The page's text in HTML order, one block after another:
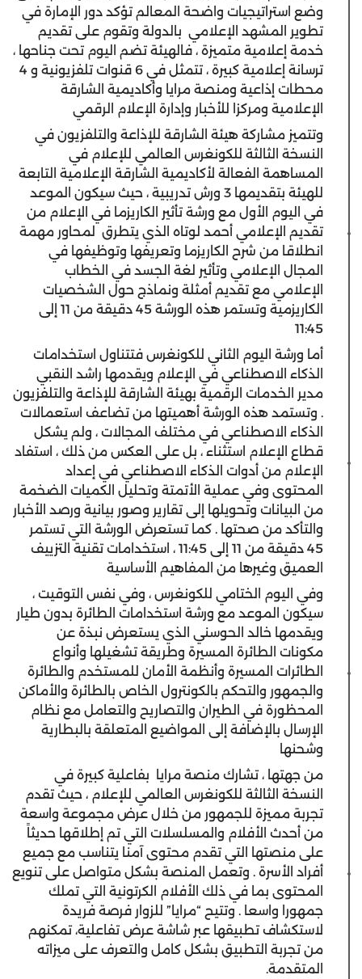
وضع استراتيجيات واضحة المعالم تؤكد دور الإمارة في
تطوير المشهد الإعلامي بالدولة وتقوم على تقديم
خدمة إعلامية متميزة ، فالهيئة تضم اليوم تحت جناحها ،
ترسانة إعلامية كبيرة ، تتمثل في 6 قنوات تلفزيونية و 4
محطات إذاعية ومنصة مرايا وأكاديمية الشارقة
الإعلامية ومركزا للأخبار وإدارة الإعلام الرقمي
وتتميز مشاركة هيئة الشارقة للإذاعة والتلفزيون في
النسخة الثالثة للكونغرس العالمي للإعلام في
المساهمة الفعالة لأكاديمية الشارقة الإعلامية التابعة
للهيئة بتقديمها 3 ورش تدريبية ، حيث سيكون الموعد
في اليوم الأول مع ورشة تأثير الكاريزما في الإعلام من
تقديم الإعلامي أحمد لوتاه الذي يتطرق لمحاور مهمة
انطلاقا من شرح الكاريزما وتعريفها وتوظيفها في
المجال الإعلامي وتأثير لغة الجسد في الخطاب
الإعلامي مع تقديم أمثلة ونماذج حول الشخصيات
الكاريزمية وتستمر هذه الورشة 45 دقيقة من 11 إلى
11:45
أما ورشة اليوم الثاني للكونغرس فتتناول استخدامات
الذكاء الاصطناعي في الإعلام ويقدمها راشد النقبي
مدير الخدمات الرقمية بهيئة الشارقة للإذاعة والتلفزيون
. وتستمد هذه الورشة أهميتها من تضاعف استعمالات
الذكاء الاصطناعي في مختلف المجالات ، ولم يشكل
قطاع الإعلام استثناء ، بل على العكس من ذلك ، استفاد
الإعلام من أدوات الذكاء الاصطناعي في إعداد
المحتوى وفي عملية الأتمتة وتحليل الكميات الضخمة
من البيانات وتحويلها إلى تقارير وصور بيانية ورصد الأخبار
والتأكد من صحتها . كما تستعرض الورشة التي تستمر
45 دقيقة من 11 إلى 11:45 ، استخدامات تقنية التزييف
العميق وغيرها من المفاهيم الأساسية
وفي اليوم الختامي للكونغرس ، وفي نفس التوقيت ،
سيكون الموعد مع ورشة استخدامات الطائرة بدون طيار
ويقدمها خالد الحوسني الذي يستعرض نبذة عن
مكونات الطائرة المسيرة وطريقة تشغيلها وأنواع
الطائرات المسيرة وأنظمة الأمان للمستخدم والطائرة
والجمهور والتحكم بالكونترول الخاص بالطائرة والأماكن
المحظورة في الطيران والتصاريح والتعامل مع نظام
الإرسال بالإضافة إلى المواضيع المتعلقة بالبطارية
وشحنها
من جهتها ، تشارك منصة مرايا بفاعلية كبيرة في
النسخة الثالثة للكونغرس العالمي للإعلام ، حيث تقدم
تجربة مميزة للجمهور من خلال عرض مجموعة واسعة
من أحدث الأفلام والمسلسلات التي تم إطلاقها حديثاً
على منصتها التي تقدم محتوى آمنا يتناسب مع جميع
أفراد الأسرة . وتعمل المنصة بشكل متواصل على تنويع
المحتوى بما في ذلك الأفلام الكرتونية التي تملك
جمهورا واسعا . وتتيح “مرايا” للزوار فرصة فريدة
لاستكشاف تطبيقها عبر شاشة عرض تفاعلية، تمكنهم
من تجربة التطبيق بشكل كامل والتعرف على ميزاته
المتقدمة.